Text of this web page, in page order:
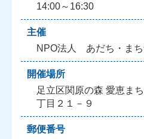
14:00～16:30
主催
NPO法人 あだち・ま
開催場所
足立区関原の森 愛恵ま
丁目２１－９
郵便番号